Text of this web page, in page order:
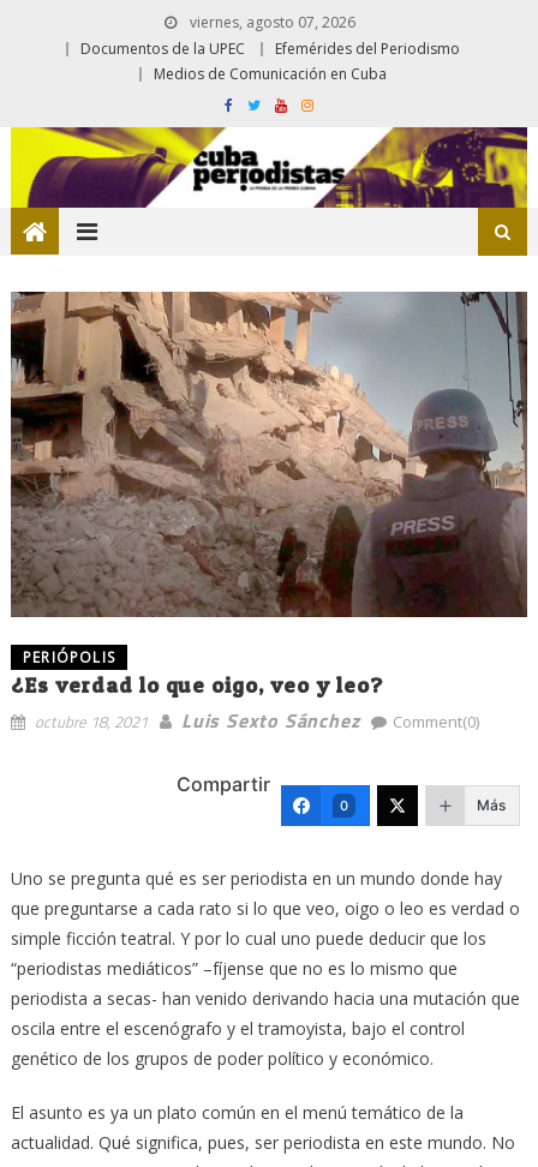
viernes, agosto 07, 2026
Documentos de la UPEC
Efemérides del Periodismo
Medios de Comunicación en Cuba
PERIÓPOLIS
¿Es verdad lo que oigo, veo y leo?
octubre 18, 2021 Luis Sexto Sánchez Comment(0)
Compartir
0 Más
Uno se pregunta qué es ser periodista en un mundo donde hay
que preguntarse a cada rato si lo que veo, oigo o leo es verdad o
simple ficción teatral. Y por lo cual uno puede deducir que los
“periodistas mediáticos” –fíjense que no es lo mismo que
periodista a secas- han venido derivando hacia una mutación que
oscila entre el escenógrafo y el tramoyista, bajo el control
genético de los grupos de poder político y económico.
El asunto es ya un plato común en el menú temático de la
actualidad. Qué significa, pues, ser periodista en este mundo. No